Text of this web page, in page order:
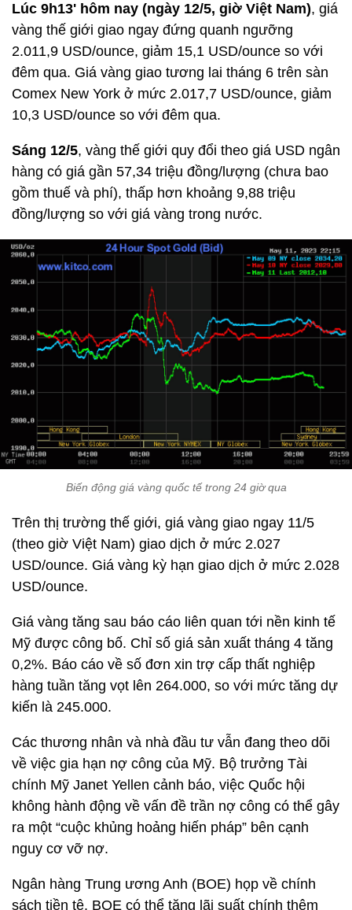
Lúc 9h13' hôm nay (ngày 12/5, giờ Việt Nam), giá
vàng thế giới giao ngay đứng quanh ngưỡng
2.011,9 USD/ounce, giảm 15,1 USD/ounce so với
đêm qua. Giá vàng giao tương lai tháng 6 trên sàn
Comex New York ở mức 2.017,7 USD/ounce, giảm
10,3 USD/ounce so với đêm qua.
Sáng 12/5, vàng thế giới quy đổi theo giá USD ngân
hàng có giá gần 57,34 triệu đồng/lượng (chưa bao
gồm thuế và phí), thấp hơn khoảng 9,88 triệu
đồng/lượng so với giá vàng trong nước.
Biến động giá vàng quốc tế trong 24 giờ qua
Trên thị trường thế giới, giá vàng giao ngay 11/5
(theo giờ Việt Nam) giao dịch ở mức 2.027
USD/ounce. Giá vàng kỳ hạn giao dịch ở mức 2.028
USD/ounce.
Giá vàng tăng sau báo cáo liên quan tới nền kinh tế
Mỹ được công bố. Chỉ số giá sản xuất tháng 4 tăng
0,2%. Báo cáo về số đơn xin trợ cấp thất nghiệp
hàng tuần tăng vọt lên 264.000, so với mức tăng dự
kiến là 245.000.
Các thương nhân và nhà đầu tư vẫn đang theo dõi
về việc gia hạn nợ công của Mỹ. Bộ trưởng Tài
chính Mỹ Janet Yellen cảnh báo, việc Quốc hội
không hành động về vấn đề trần nợ công có thể gây
ra một “cuộc khủng hoảng hiến pháp” bên cạnh
nguy cơ vỡ nợ.
Ngân hàng Trung ương Anh (BOE) họp về chính
sách tiền tệ. BOE có thể tăng lãi suất chính thêm